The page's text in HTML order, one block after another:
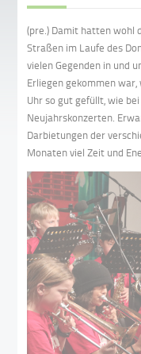
(pre.) Damit hatten wohl
Straßen im Laufe des
vielen Gegenden in und
Erliegen gekommen
Uhr so gut gefüllt, wie
Neujahrskonzerten.
Darbietungen der
Monaten viel Zeit und